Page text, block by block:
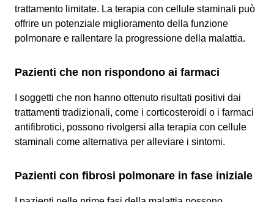
trattamento limitate. La terapia con cellule staminali può
offrire un potenziale miglioramento della funzione
polmonare e rallentare la progressione della malattia.
Pazienti che non rispondono ai farmaci
I soggetti che non hanno ottenuto risultati positivi dai
trattamenti tradizionali, come i corticosteroidi o i farmaci
antifibrotici, possono rivolgersi alla terapia con cellule
staminali come alternativa per alleviare i sintomi.
Pazienti con fibrosi polmonare in fase iniziale